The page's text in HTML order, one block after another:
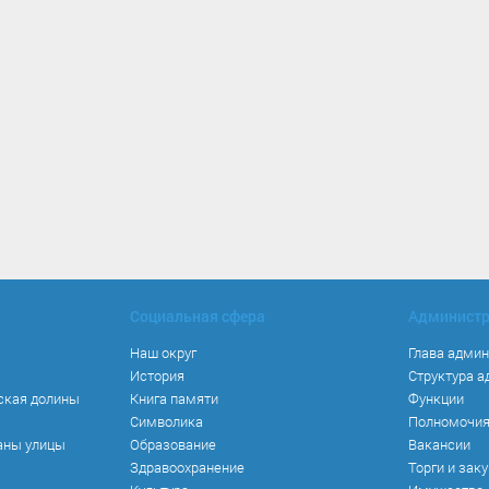
долины
улицы
Социальная сфера
Наш округ
История
Книга памяти
Символика
Образование
Здравоохранение
Глава
Структура
Функции
Полномочия
Вакансии
Торги и